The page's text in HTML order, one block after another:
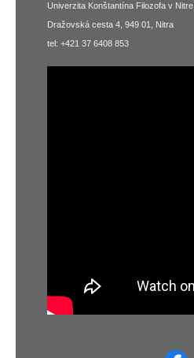
Univerzita Konštantína Filozofa v Nitre
Dražovská cesta 4, 949 01, Nitra
tel: +421 37 6408 853